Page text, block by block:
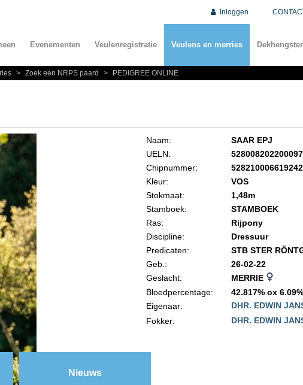
Inloggen
Evenementen Veulenregistratie Veulens en merries
> Zoek een NRPS paard > PEDIGREE ONLINE
Naam:
SAAR EPJ
UELN:
528008202200097
Chipnummer:
528210006619242
Kleur:
VOS
Stokmaat:
1,48m
Stamboek:
STAMBOEK
Ras:
Rijpony
Discipline:
Dressuur
Predicaten:
STB STER
Geb.:
26-02-22
Geslacht:
MERRIE
Bloedpercentage:
42.817% ox
Eigenaar:
DHR. EDWIN
Fokker:
DHR. EDWIN
Nieuws